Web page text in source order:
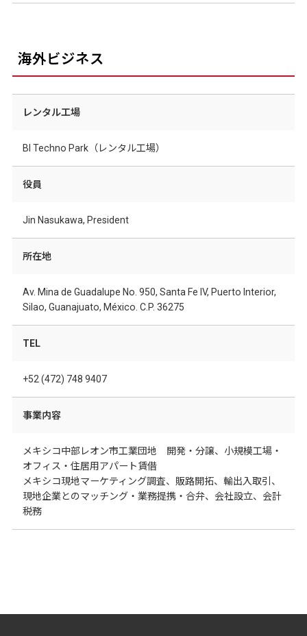
海外ビジネス
レンタル工場
BI Techno Park（レンタル工場）
役員
Jin Nasukawa, President
所在地
Av. Mina de Guadalupe No. 950, Santa Fe IV, Puerto Interior,
Silao, Guanajuato, México. C.P. 36275
TEL
+52 (472) 748 9407
事業内容
メキシコ中部レオン市工業団地 開発・分譲、小規模工場・
オフィス・住居用アパート賃借
メキシコ現地マーケティング調査、販路開拓、輸出入取引、
現地企業とのマッチング・業務提携・合弁、会社設立、会計
税務